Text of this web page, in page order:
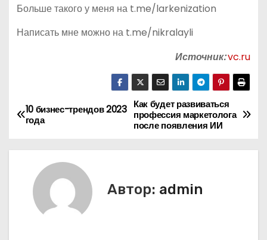
Больше такого у меня на t.me/larkenization
Написать мне можно на t.me/nikralayli
Источник:vc.ru
Н
Как будет развиваться
профессия маркетолога
после появления ИИ
10 бизнес-трендов 2023
года
Автор: admin